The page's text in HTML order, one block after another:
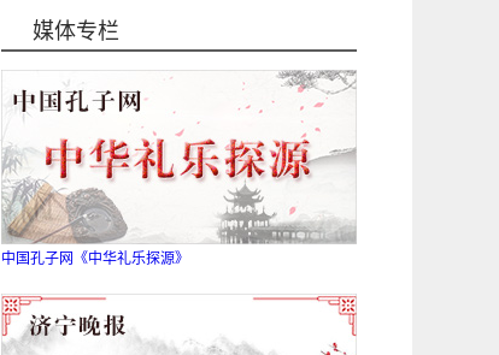
媒体专栏
中国孔子网《中华礼乐探源》